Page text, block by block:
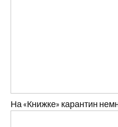
На «Книжке» карантин